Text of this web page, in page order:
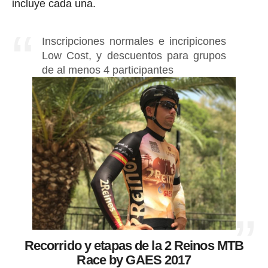
incluye cada una.
Inscripciones normales e incripicones
Low Cost, y descuentos para grupos
de al menos 4 participantes
Recorrido y etapas de la 2 Reinos MTB
Race by GAES 2017